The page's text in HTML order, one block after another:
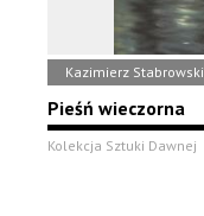
Kazimierz Stabrowski
Pieśń wieczorna
Kolekcja Sztuki Dawnej